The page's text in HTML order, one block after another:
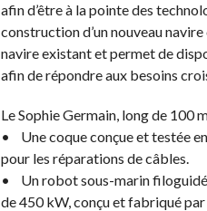
afin d’être à la pointe des
construction d’un nouveau
navire existant et permet de
afin de répondre aux besoins
Le Sophie Germain, long de 100
• Une coque conçue et testée
pour les réparations de câbles.
• Un robot sous-marin filoguidé
de 450 kW, conçu et fabriqué